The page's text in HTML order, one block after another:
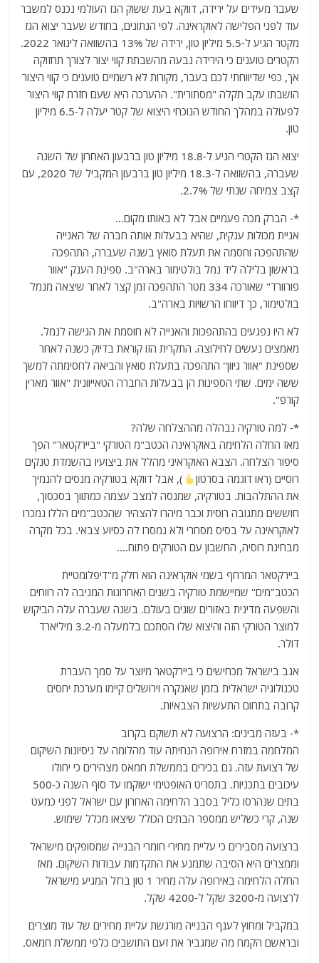
שעבר מעידים על ירידה, דווקא בעת ששוק הגז העולמי נכנס למשבר
עוד לפני הפלישה לאוקראינה. לפי הנתונים, בחודש שעבר יצוא הגז
מקטר הגיע ל-5.5 מיליון טון, ירידה של 13% בהשוואה לינואר 2022.
הקטרים טוענים כי הירידה נבעה מהשבתת קווי יצור לצורך תחזוקה
אך, כפי שדיווחתי לכם בעבר, מקורות לא רשמיים טוענים כי קווי היצור
הושבתו עקב תקלה "מסתורית". ההערכה היא שעם חזרת קווי היצור
לפעולה במהלך החודש הנוכחי היצוא של קטר יעלה ל-6.5 מיליון
טון.
יצוא הגז הקטרי הגיע ל-18.8 מיליון טון ברבעון האחרון של השנה
שעברה, בהשוואה ל-18.3 מיליון טון ברבעון המקביל של 2020, עם
קצב צמיחה שנתי של 2.7%.
*- הברק מכה פעמיים אבל לא באותו מקום…
אניית מכולות ענקית, שהיא בבעלות אותה חברה של האנייה
שהתהפכה וחסמה את תעלת סואץ בשנה שעברה, התהפכה
בראשון בלילה ליד נמל בולטימור בארה"ב. ספינת הענק "אוור
פורוורד" שאורכה 334 מטר התהפכה זמן קצר לאחר שיצאה מנמל
בולטימור, כך דיווחו הרשויות בארה"ב.
לא היו נפגעים בהתהפכות והאנייה לא חוסמת את הגישה לנמל.
מאמצים נעשים לחילוצה. התקרית הזו קוראת בדיוק כשנה לאחר
שספינת "אוור גיוון" התהפכה בתעלת סואץ והביאה לחסימתה למשך
ששה ימים. שתי הספינות הן בבעלות החברה הטאייוונית "אוור מארין
קורפ".
*- למה טורקיה נבהלה מההצלחה שלה?
מאז החלה הלחימה באוקראינה הכטב"מ הטורקי "ביירקטאר" הפך
סיפור הצלחה. הצבא האוקראיני מהלל את ביצועיו בהשמדת טנקים
רוסיים (ראו דוגמה בסרטון
), אבל דווקא בטורקיה מנסים להנמיך
את ההתלהבות. בטורקיה, שמנסה למצב עצמה כמתווך בסכסוך,
חוששים מתגובה רוסית וכבר מיהרו להצהיר שהכטב"מים הללו נמכרו
לאוקראינה על בסיס מסחרי ולא נמסרו לה כסיוע צבאי. בכל מקרה
מבחינת רוסיה, החשבון עם הטורקים פתוח….
ביירקטאר המרחף בשמי אוקראינה הוא חלק מ"דיפלומטיית
הכטב"מים" שמיישמת טורקיה בשנים האחרונות המניבה לה רווחים
והשפעה מדינית באזורים שונים בעולם. בשנה שעברה עלה הביקוש
למוצר הטורקי הזה והיצוא שלו הסתכם בלמעלה מ-3.2 מיליארד
דולר.
אגב בישראל מכחישים כי ביירקטאר מיוצר על סמך העברת
טכנולוגיה ישראלית בזמן שאנקרה וירושלים קיימו מערכת יחסים
קרובה בתחום התעשיות הצבאיות.
*- בעזה מבינים: הרצועה לא תשוקם בקרוב
המלחמה במזרח אירופה הנחיתה עוד מהלומה על ניסיונות השיקום
של רצועת עזה. גם בכירים בממשלת חמאס מצהירים כי יחולו
עיכובים בתכניות. בתסריט האופטימי ישוקמו עד סוף השנה כ-500
בתים שנהרסו כליל בסבב הלחימה האחרון עם ישראל לפני כמעט
שנה, קרי כשליש ממספר הבתים הכולל שיצאו מכלל שימוש.
ברצועה מסבירים כי עליית מחירי חומרי הבנייה שמסופקים מישראל
וממצרים היא הסיבה שתמנע את התקדמות עבודות השיקום. מאז
החלה הלחימה באירופה עלה מחיר 1 טון ברזל המגיע מישראל
לרצועה מ-3200 שקל ל-4200 שקל.
במקביל ומחוץ לענף הבנייה מורגשת עליית מחירים של עוד מוצרים
ובראשם הקמח מה שמגביר את זעם התושבים כלפי ממשלת חמאס.